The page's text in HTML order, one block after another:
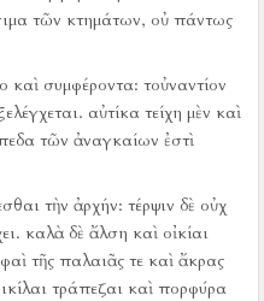
τῶν κτημάτων, οὐ πάντως
καὶ συμφέροντα: τοὐναντίον
αὐτίκα τείχη μὲν καὶ
τῶν ἀναγκαίων ἐστὶ
τὴν ἀρχήν: τέρψιν δὲ οὐχ
καλὰ δὲ ἄλση καὶ οἰκίαι
τῆς παλαιᾶς τε καὶ ἄκρας
τράπεζαι καὶ πορφύρα